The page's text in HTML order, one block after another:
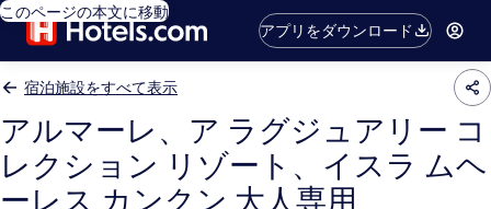
このページの本文に移動
アプリをダウンロード
宿泊施設をすべて表示
アルマーレ、ア ラグジュアリー コ
レクション リゾート、イスラ ムヘ